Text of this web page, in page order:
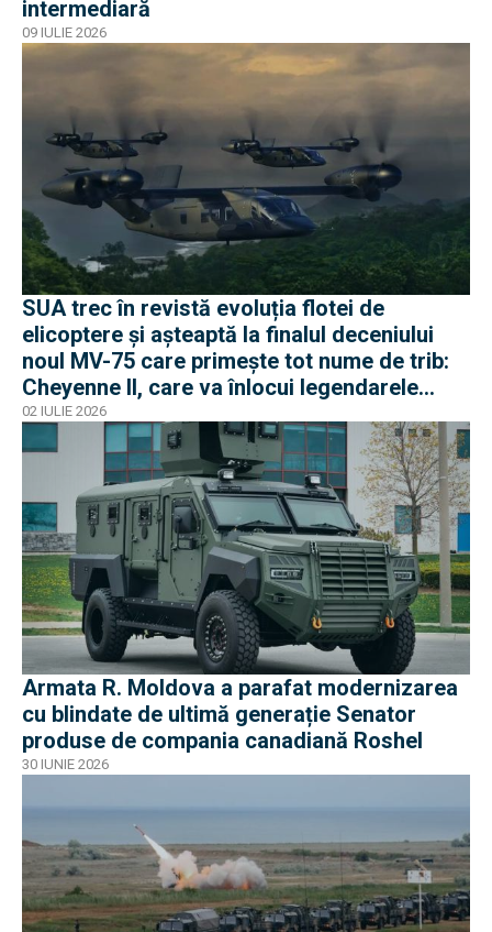
intermediară
09 IULIE 2026
SUA trec în revistă evoluția flotei de
elicoptere și așteaptă la finalul deceniului
noul MV-75 care primește tot nume de trib:
Cheyenne II, care va înlocui legendarele
Black Hawk
02 IULIE 2026
Armata R. Moldova a parafat modernizarea
cu blindate de ultimă generație Senator
produse de compania canadiană Roshel
30 IUNIE 2026